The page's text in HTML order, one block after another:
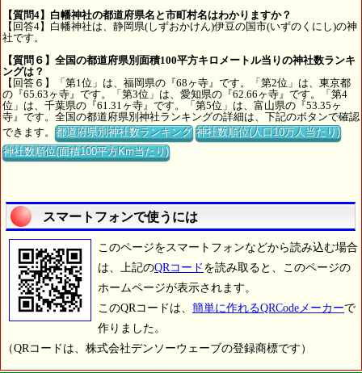
【質問4】白幡神社の都道府県名と市町村名はわかりますか？
【回答4】白幡神社は、静岡県(しずおかけん)伊豆の国市(いずのくにし)の神
社です。
【質問６】全国の都道府県別面積100平方キロメートル当りの神社数ランキ
ングは？
【回答６】「第1位」は、福岡県の『68ヶ寺』です。「第2位」は、東京都
の『65.63ヶ寺』です。「第3位」は、愛知県の『62.66ヶ寺』です。「第4
位」は、千葉県の『61.31ヶ寺』です。「第5位」は、富山県の『53.35ヶ
寺』です。全国の都道府県別神社ランキングの詳細は、下記のボタンで確認
できます。都道府県別神社数ランキング 神社数順位(人口10万人当たり)
神社数順位(面積100平方Km当たり)
スマートフォンで使うには
このページをスマートフォンなどから読み込む場合
は、上記のQRコード を読み取ると、このページの
ホームページが表示されます。
このQRコードは、 簡単に作れるQRCodeメーカーで
作りました。
（QRコードは、株式会社デンソーウェーブの登録商標です）